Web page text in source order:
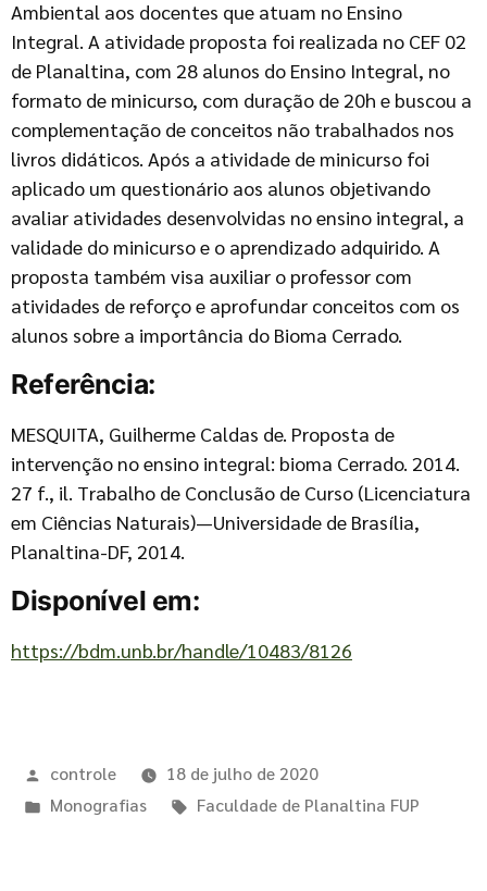
Ambiental aos docentes que atuam no Ensino
Integral. A atividade proposta foi realizada no CEF 02
de Planaltina, com 28 alunos do Ensino Integral, no
formato de minicurso, com duração de 20h e buscou a
complementação de conceitos não trabalhados nos
livros didáticos. Após a atividade de minicurso foi
aplicado um questionário aos alunos objetivando
avaliar atividades desenvolvidas no ensino integral, a
validade do minicurso e o aprendizado adquirido. A
proposta também visa auxiliar o professor com
atividades de reforço e aprofundar conceitos com os
alunos sobre a importância do Bioma Cerrado.
Referência:
MESQUITA, Guilherme Caldas de. Proposta de
intervenção no ensino integral: bioma Cerrado. 2014.
27 f., il. Trabalho de Conclusão de Curso (Licenciatura
em Ciências Naturais)—Universidade de Brasília,
Planaltina-DF, 2014.
Disponível em:
https://bdm.unb.br/handle/10483/8126
controle
18 de julho de 2020
Monografias
Faculdade de Planaltina FUP